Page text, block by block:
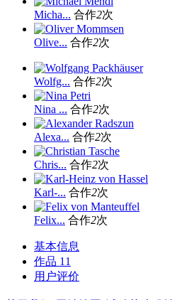
Micha... 合作2次
Olive... 合作2次
Wolfg... 合作2次
Nina ... 合作2次
Alexa... 合作2次
Chris... 合作2次
Karl-... 合作2次
Felix... 合作2次
基本信息
作品 11
用户评价